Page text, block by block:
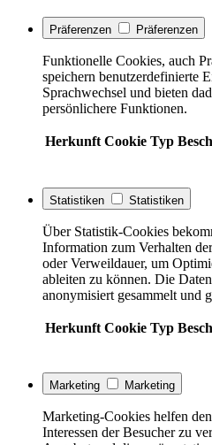
Präferenzen Präferenzen
Funktionelle Cookies, auch
speichern benutzerdefinierte
Sprachwechsel und bieten
persönlichere Funktionen.
Herkunft Cookie Typ
Statistiken Statistiken
Über Statistik-Cookies
Information zum Verhalten
oder Verweildauer, um
ableiten zu können. Die
anonymisiert gesammelt und
Herkunft Cookie Typ
Marketing Marketing
Marketing-Cookies helfen
Interessen der Besucher zu